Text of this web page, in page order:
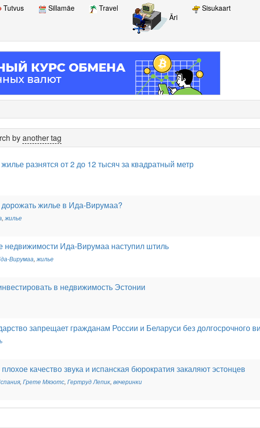
Tutvus Sillamäe
Travel
Äri
Sisukaart
byanother tag
разнятся от 2 до 12 тысяч за квадратный метр
дорожать жилье в Ида-Вирумаа?
,жилье
недвижимости Ида-Вирумаа наступил штиль
Вирумаа,жилье
в недвижимость Эстонии
запрещает гражданам России и Беларуси без долгосрочного
качество звука и испанская бюрократия закаляют эстонцев
, Грете Мяэотс, Гертруд Лепик, вечеринки